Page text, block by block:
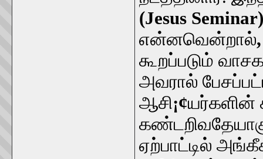
(Jesus
என்னவென்றால்
கூறப்படும்
அவரால்
ஆசி¡¢யர்களின்
ஏற்பாட்டில்